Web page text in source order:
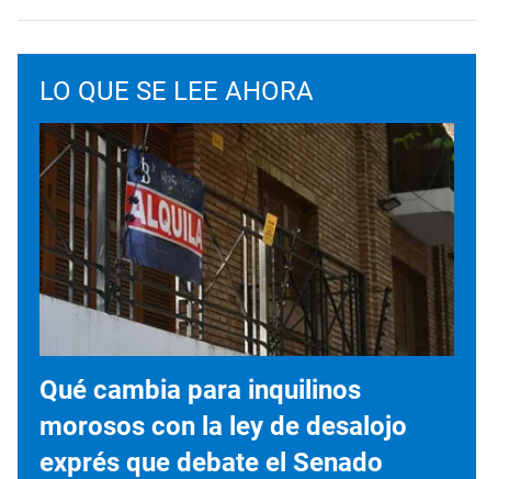
LO QUE SE LEE AHORA
Qué cambia para inquilinos
morosos con la ley de desalojo
exprés que debate el Senado